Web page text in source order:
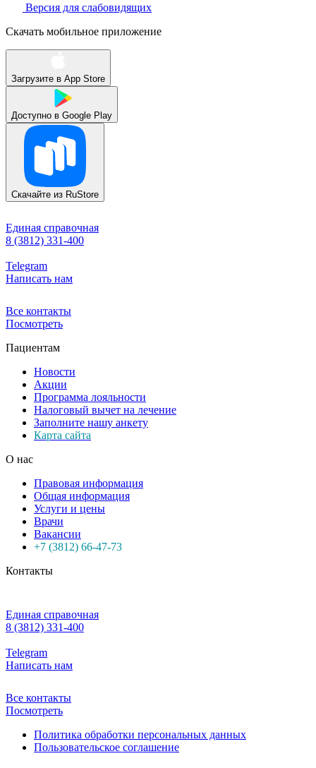
Версия для слабовидящих
Скачать мобильное приложение
Загрузите в App Store
Доступно в Google Play
Скачайте из RuStore
Единая справочная
8 (3812) 331-400
Telegram
Написать нам
Все контакты
Посмотреть
Пациентам
Новости
Акции
Программа лояльности
Налоговый вычет на лечение
Заполните нашу анкету
Карта сайта
О нас
Правовая информация
Общая информация
Услуги и цены
Врачи
Вакансии
+7 (3812) 66-47-73
Контакты
Единая справочная
8 (3812) 331-400
Telegram
Написать нам
Все контакты
Посмотреть
Политика обработки персональных данных
Пользовательское соглашение